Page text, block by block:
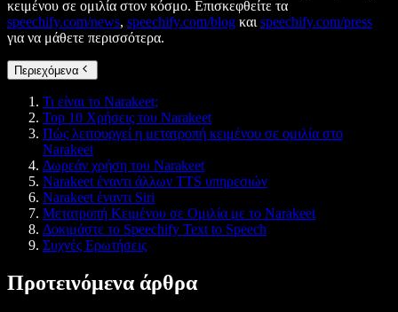
κειμένου σε ομιλία στον κόσμο. Επισκεφθείτε τα
speechify.com/news, speechify.com/blog και speechify.com/press
για να μάθετε περισσότερα.
Περιεχόμενα
Τι είναι το Narakeet;
Top 10 Χρήσεις του Narakeet
Πώς λειτουργεί η μετατροπή κειμένου σε ομιλία στο
Narakeet
Δωρεάν χρήση του Narakeet
Narakeet έναντι άλλων TTS υπηρεσιών
Narakeet έναντι Siri
Μετατροπή Κειμένου σε Ομιλία με το Narakeet
Δοκιμάστε το Speechify Text to Speech
Συχνές Ερωτήσεις
Προτεινόμενα άρθρα